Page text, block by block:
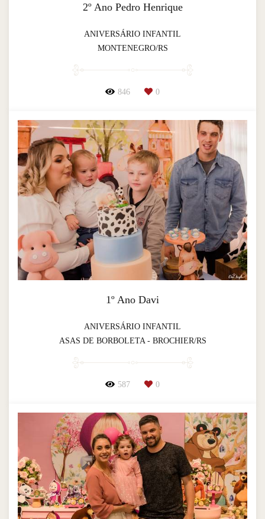
2º Ano Pedro Henrique
ANIVERSÁRIO INFANTIL
MONTENEGRO/RS
846 0
1º Ano Davi
ANIVERSÁRIO INFANTIL
ASAS DE BORBOLETA - BROCHIER/RS
587 0